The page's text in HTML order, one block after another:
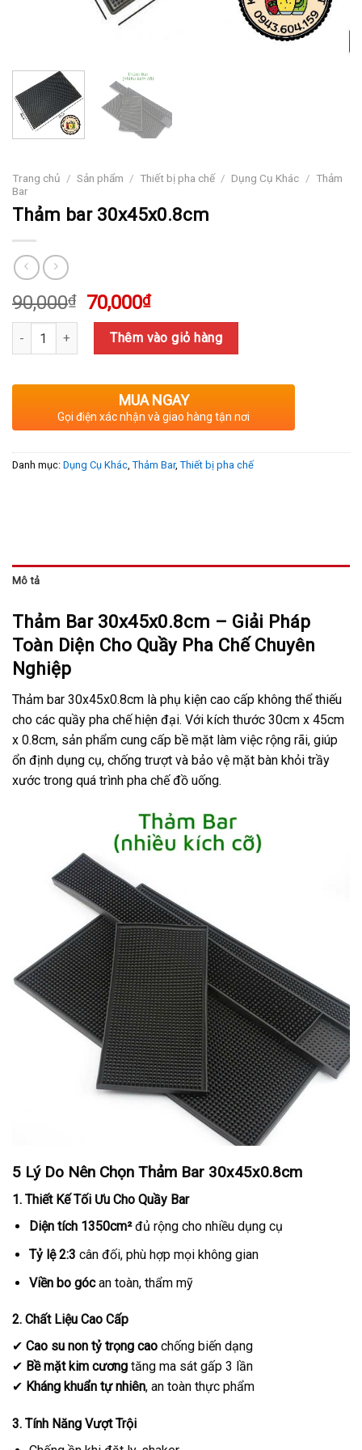
Trang chủ / Sản phẩm / Thiết bị pha chế / Dụng Cụ Khác / Thảm
Bar
Thảm bar 30x45x0.8cm
90,000₫
Giá
gốc
90,000₫.
70,000₫Giá
hiện
tại
là:
70,000₫.
Số lượng Thêm vào giỏ hàng
MUA NGAY
Gọi điện xác nhận và giao hàng tận nơi
Danh mục: Dụng Cụ Khác, Thảm Bar, Thiết bị pha chế
Mô tả
Thảm Bar 30x45x0.8cm – Giải Pháp
Toàn Diện Cho Quầy Pha Chế Chuyên
Nghiệp
Thảm bar 30x45x0.8cm là phụ kiện cao cấp không thể thiếu
cho các quầy pha chế hiện đại. Với kích thước 30cm x 45cm
x 0.8cm, sản phẩm cung cấp bề mặt làm việc rộng rãi, giúp
ổn định dụng cụ, chống trượt và bảo vệ mặt bàn khỏi trầy
xước trong quá trình pha chế đồ uống.
5 Lý Do Nên Chọn Thảm Bar 30x45x0.8cm
1. Thiết Kế Tối Ưu Cho Quầy Bar
Diện tích 1350cm²đủ rộng cho nhiều dụng cụ
Tỷ lệ 2:3 cân đối, phù hợp mọi không gian
Viền bo gócan toàn, thẩm mỹ
2. Chất Liệu Cao Cấp
✔ Cao su non tỷ trọng cao chống biến dạng
✔ Bề mặt kim cương tăng ma sát gấp 3 lần
✔ Kháng khuẩn tự nhiên, an toàn thực phẩm
3. Tính Năng Vượt Trội